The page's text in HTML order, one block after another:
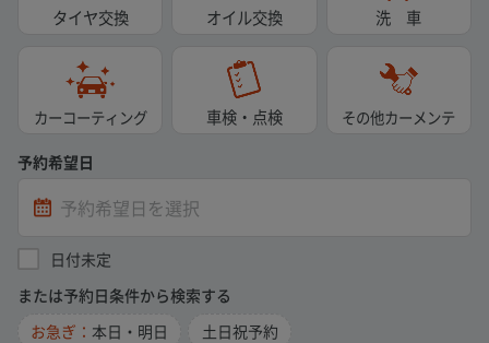
タイヤ交換 オイル交換 洗 車
カーコーティング 車検・点検 その他カーメンテ
予約希望日
日付未定
または予約日条件から検索する
お急ぎ：本日・明日 土日祝予約